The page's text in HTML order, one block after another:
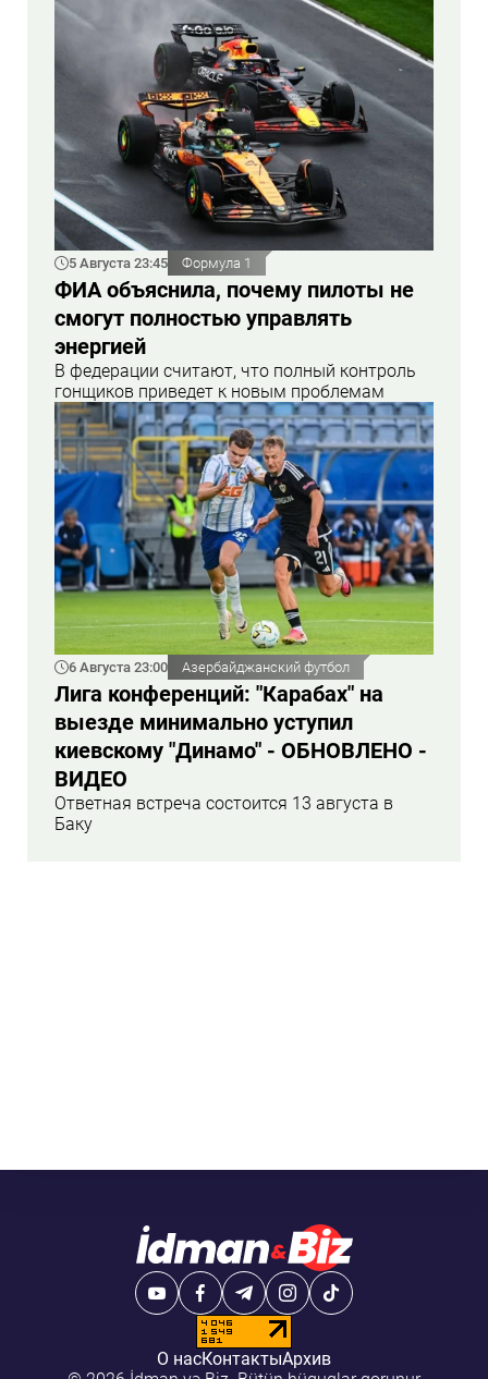
5 Августа 23:45 Формула 1
ФИА объяснила, почему пилоты не
смогут полностью управлять
энергией
В федерации считают, что полный контроль
гонщиков приведет к новым проблемам
6 Августа 23:00 Азербайджанский футбол
Лига конференций: "Карабах" на
выезде минимально уступил
киевскому "Динамо" - ОБНОВЛЕНО -
ВИДЕО
Ответная встреча состоится 13 августа в
Баку
О насКонтактыАрхив